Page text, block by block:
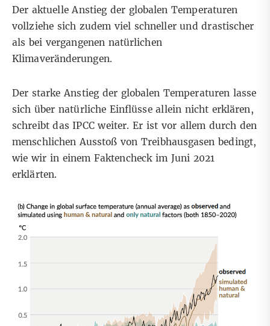
Der aktuelle Anstieg der globalen Temperaturen
vollziehe sich zudem viel schneller und drastischer
als bei vergangenen natürlichen
Klimaveränderungen.
Der starke Anstieg der globalen Temperaturen lasse
sich über natürliche Einflüsse allein nicht erklären,
schreibt das IPCC weiter. Er ist vor allem durch den
menschlichen Ausstoß von Treibhausgasen bedingt,
wie wir in einem Faktencheck im Juni 2021
erklärten.